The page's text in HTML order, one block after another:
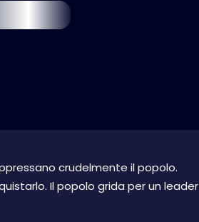
crudelmente il popolo.
Il popolo grida per un leader